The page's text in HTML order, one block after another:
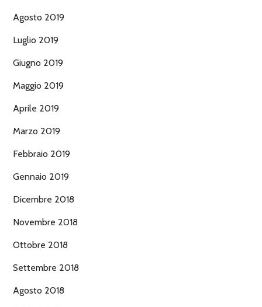
Agosto 2019
Luglio 2019
Giugno 2019
Maggio 2019
Aprile 2019
Marzo 2019
Febbraio 2019
Gennaio 2019
Dicembre 2018
Novembre 2018
Ottobre 2018
Settembre 2018
Agosto 2018